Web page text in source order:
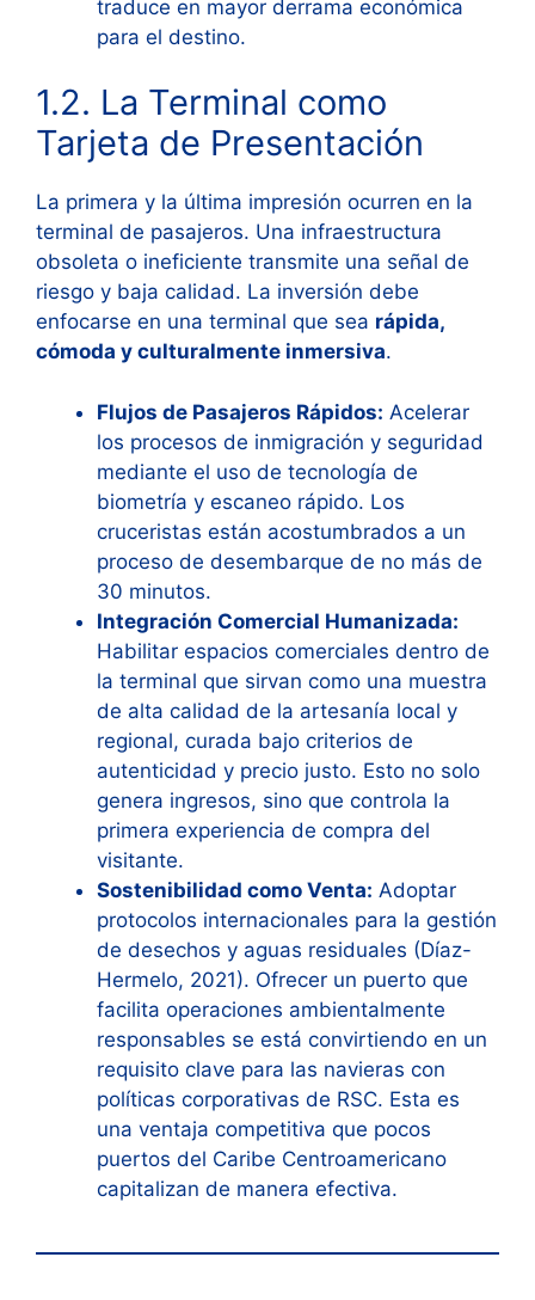
traduce en mayor derrama económica
para el destino.
1.2. La Terminal como
Tarjeta de Presentación
La primera y la última impresión ocurren en la
terminal de pasajeros. Una infraestructura
obsoleta o ineficiente transmite una señal de
riesgo y baja calidad. La inversión debe
enfocarse en una terminal que sea rápida,
cómoda y culturalmente inmersiva.
Flujos de Pasajeros Rápidos: Acelerar
los procesos de inmigración y seguridad
mediante el uso de tecnología de
biometría y escaneo rápido. Los
cruceristas están acostumbrados a un
proceso de desembarque de no más de
30 minutos.
Integración Comercial Humanizada:
Habilitar espacios comerciales dentro de
la terminal que sirvan como una muestra
de alta calidad de la artesanía local y
regional, curada bajo criterios de
autenticidad y precio justo. Esto no solo
genera ingresos, sino que controla la
primera experiencia de compra del
visitante.
Sostenibilidad como Venta: Adoptar
protocolos internacionales para la gestión
de desechos y aguas residuales (Díaz-
Hermelo, 2021). Ofrecer un puerto que
facilita operaciones ambientalmente
responsables se está convirtiendo en un
requisito clave para las navieras con
políticas corporativas de RSC. Esta es
una ventaja competitiva que pocos
puertos del Caribe Centroamericano
capitalizan de manera efectiva.